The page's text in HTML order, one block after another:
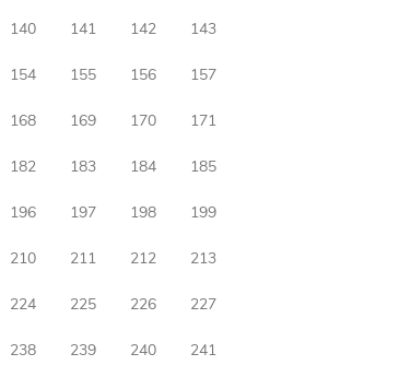
140 141 142 143
154 155 156 157
168 169 170 171
182 183 184 185
196 197 198 199
210 211 212 213
224 225 226 227
238 239 240 241